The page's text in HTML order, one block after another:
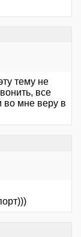
тему не
все
во мне веру в